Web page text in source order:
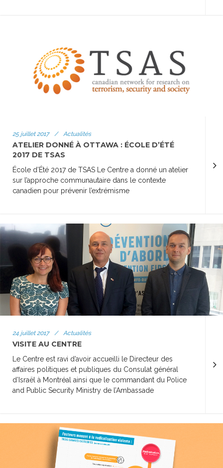
25 juillet 2017 / Actualités
ATELIER DONNÉ À OTTAWA : ÉCOLE D’ÉTÉ
2017 DE TSAS
École d’Été 2017 de TSAS Le Centre a donné un atelier
sur l’approche communautaire dans le contexte
canadien pour prévenir l’extrémisme
24 juillet 2017 / Actualités
VISITE AU CENTRE
Le Centre est ravi d’avoir accueilli le Directeur des
affaires politiques et publiques du Consulat général
d’Israël à Montréal ainsi que le commandant du Police
and Public Security Ministry de l’Ambassade